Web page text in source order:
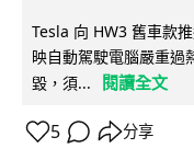
Tesla 向 HW3 舊車款
映自動駕駛電腦嚴重過
毀，須...
閱讀全文
5 分享